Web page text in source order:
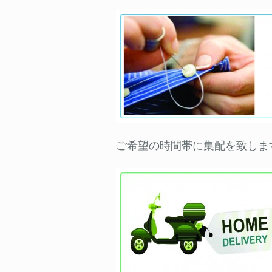
ご希望の時間帯に集配を致しま